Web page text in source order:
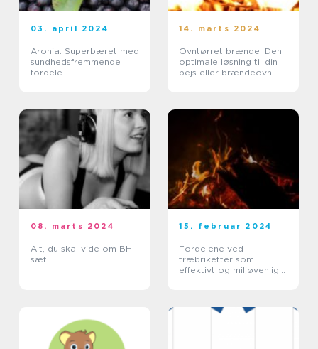
03. april 2024
Aronia: Superbæret med
sundhedsfremmende
fordele
14. marts 2024
Ovntørret brænde: Den
optimale løsning til din
pejs eller brændeovn
08. marts 2024
Alt, du skal vide om BH
sæt
15. februar 2024
Fordelene ved
træbriketter som
effektivt og miljøvenligt